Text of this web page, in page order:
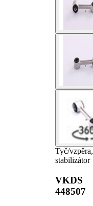
Tyč/vzpěra,
stabilizátor
VKDS
448507